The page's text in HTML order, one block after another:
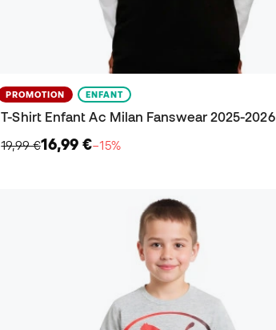
PROMOTION ENFANT
T-Shirt Enfant Ac Milan Fanswear 2025-2026
19,99 €16,99 €−15%